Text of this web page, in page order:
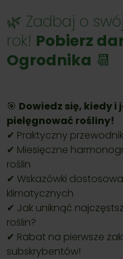
🌿 Zadbaj o
rok! Pobierz
Ogrodnika 📆
🎯 Dowiedz się, kiedy i
pielęgnować rośliny!
✔ Praktyczny
✔ Miesięczne
roślin
✔ Wskazówki
klimatycznych
✔ Jak uniknąć
roślin?
✔ Rabat na pierwsze
subskrybentów!